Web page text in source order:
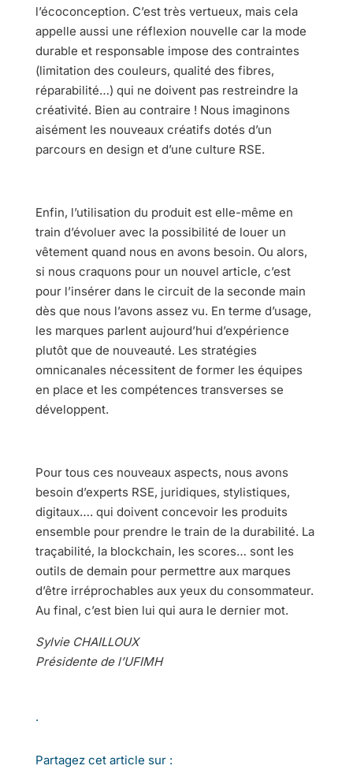
l’écoconception. C’est très vertueux, mais cela
appelle aussi une réflexion nouvelle car la mode
durable et responsable impose des contraintes
(limitation des couleurs, qualité des fibres,
réparabilité…) qui ne doivent pas restreindre la
créativité. Bien au contraire ! Nous imaginons
aisément les nouveaux créatifs dotés d’un
parcours en design et d’une culture RSE.
Enfin, l’utilisation du produit est elle-même en
train d’évoluer avec la possibilité de louer un
vêtement quand nous en avons besoin. Ou alors,
si nous craquons pour un nouvel article, c’est
pour l’insérer dans le circuit de la seconde main
dès que nous l’avons assez vu. En terme d’usage,
les marques parlent aujourd’hui d’expérience
plutôt que de nouveauté. Les stratégies
omnicanales nécessitent de former les équipes
en place et les compétences transverses se
développent.
Pour tous ces nouveaux aspects, nous avons
besoin d’experts RSE, juridiques, stylistiques,
digitaux…. qui doivent concevoir les produits
ensemble pour prendre le train de la durabilité. La
traçabilité, la blockchain, les scores… sont les
outils de demain pour permettre aux marques
d’être irréprochables aux yeux du consommateur.
Au final, c’est bien lui qui aura le dernier mot.
Sylvie CHAILLOUX
Présidente de l’UFIMH
.
Partagez cet article sur :